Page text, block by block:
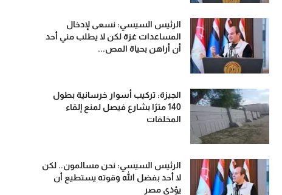
الرئيس السيسي: نسعى لإدخال
المساعدات غزة لكن لا يطلب مني أحد
أن أراهن بحياة المص...
الجيزة: تركيب أسوار خرسانية بطول
140 مترًا بشارع فيصل لمنع إلقاء
المخلفات
الرئيس السيسي: نحن مسالمون.. لكن
لا أحد بفضل الله وقوته يستطيع أن
يؤذي مصر